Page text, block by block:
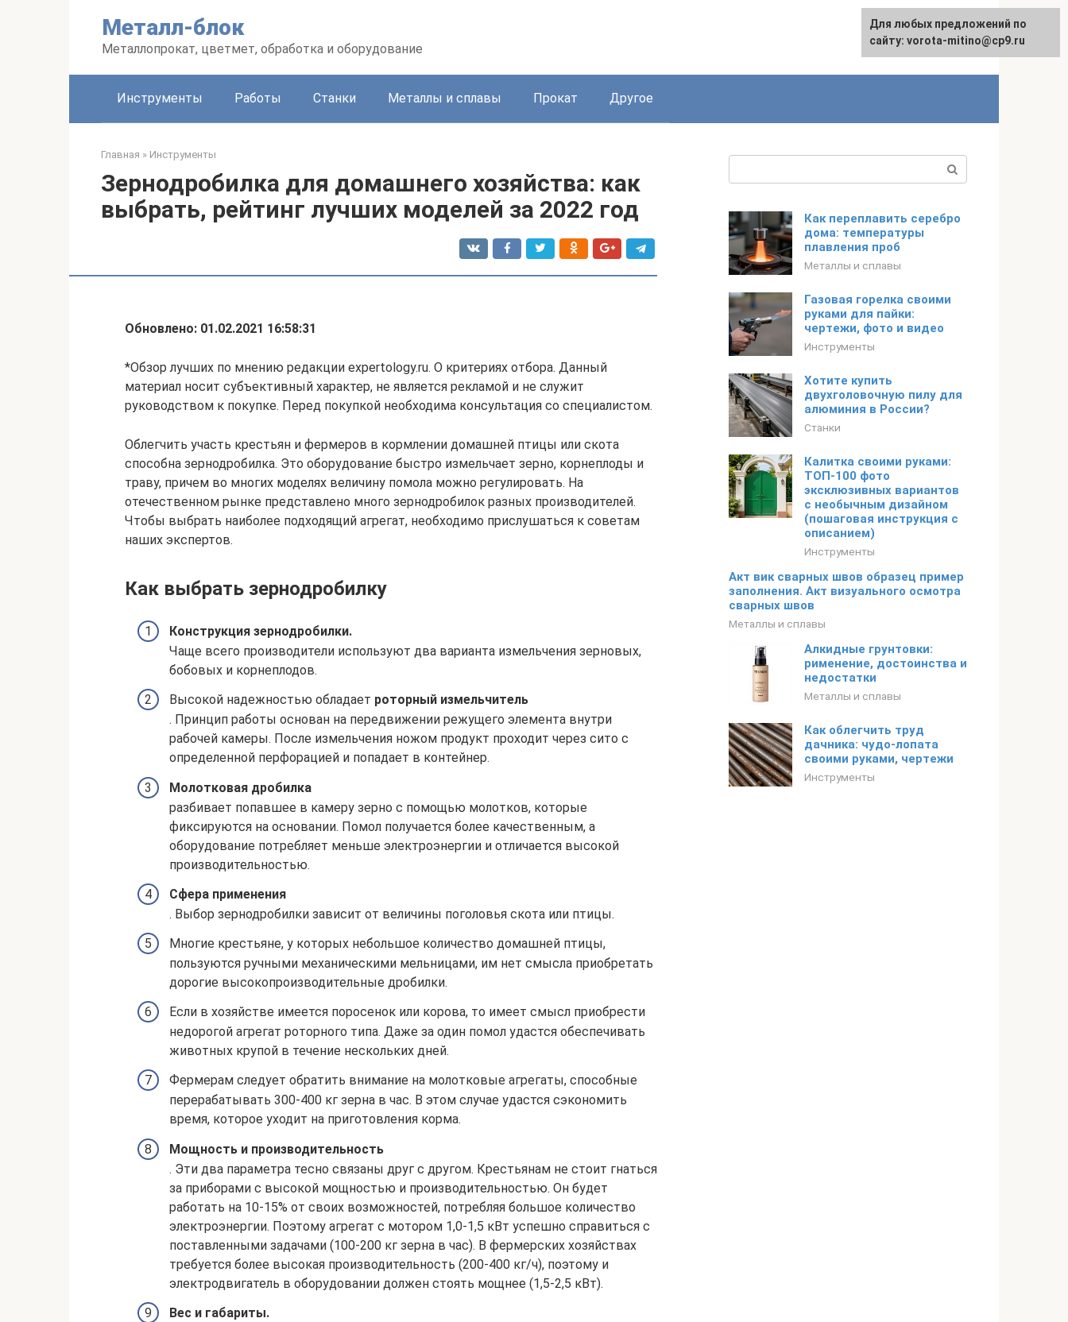
Металл-блок
Металлопрокат, цветмет, обработка и оборудование
Инструменты Работы Станки Металлы и сплавы Прокат Другое
Главная » Инструменты
Зернодробилка для домашнего хозяйства: как
выбрать, рейтинг лучших моделей за 2022 год
Обновлено: 01.02.2021 16:58:31
*Обзор лучших по мнению редакции expertology.ru. О критериях отбора. Данный
материал носит субъективный характер, не является рекламой и не служит
руководством к покупке. Перед покупкой необходима консультация со специалистом.
Облегчить участь крестьян и фермеров в кормлении домашней птицы или скота
способна зернодробилка. Это оборудование быстро измельчает зерно, корнеплоды и
траву, причем во многих моделях величину помола можно регулировать. На
отечественном рынке представлено много зернодробилок разных производителей.
Чтобы выбрать наиболее подходящий агрегат, необходимо прислушаться к советам
наших экспертов.
Как выбрать зернодробилку
Конструкция зернодробилки.
Чаще всего производители используют два варианта измельчения зерновых,
бобовых и корнеплодов.
Высокой надежностью обладает роторный измельчитель
. Принцип работы основан на передвижении режущего элемента внутри
рабочей камеры. После измельчения ножом продукт проходит через сито с
определенной перфорацией и попадает в контейнер.
Молотковая дробилка
разбивает попавшее в камеру зерно с помощью молотков, которые
фиксируются на основании. Помол получается более качественным, а
оборудование потребляет меньше электроэнергии и отличается высокой
производительностью.
Сфера применения
. Выбор зернодробилки зависит от величины поголовья скота или птицы.
Многие крестьяне, у которых небольшое количество домашней птицы,
пользуются ручными механическими мельницами, им нет смысла приобретать
дорогие высокопроизводительные дробилки.
Если в хозяйстве имеется поросенок или корова, то имеет смысл приобрести
недорогой агрегат роторного типа. Даже за один помол удастся обеспечивать
животных крупой в течение нескольких дней.
Фермерам следует обратить внимание на молотковые агрегаты, способные
перерабатывать 300-400 кг зерна в час. В этом случае удастся сэкономить
время, которое уходит на приготовления корма.
Мощность и производительность
. Эти два параметра тесно связаны друг с другом. Крестьянам не стоит гнаться
за приборами с высокой мощностью и производительностью. Он будет
работать на 10-15% от своих возможностей, потребляя большое количество
электроэнергии. Поэтому агрегат с мотором 1,0-1,5 кВт успешно справиться с
поставленными задачами (100-200 кг зерна в час). В фермерских хозяйствах
требуется более высокая производительность (200-400 кг/ч), поэтому и
электродвигатель в оборудовании должен стоять мощнее (1,5-2,5 кВт).
Вес и габариты.
Как переплавить серебро
дома: температуры
плавления проб
Металлы и сплавы
Газовая горелка своими
руками для пайки:
чертежи, фото и видео
Инструменты
Хотите купить
двухголовочную пилу для
алюминия в России?
Станки
Калитка своими руками:
ТОП-100 фото
эксклюзивных вариантов
с необычным дизайном
(пошаговая инструкция с
описанием)
Инструменты
Акт вик сварных швов образец пример
заполнения. Акт визуального осмотра
сварных швов
Металлы и сплавы
Алкидные грунтовки:
рименение, достоинства и
недостатки
Металлы и сплавы
Как облегчить труд
дачника: чудо-лопата
своими руками, чертежи
Инструменты
Для любых предложений по
сайту: vorota-mitino@cp9.ru